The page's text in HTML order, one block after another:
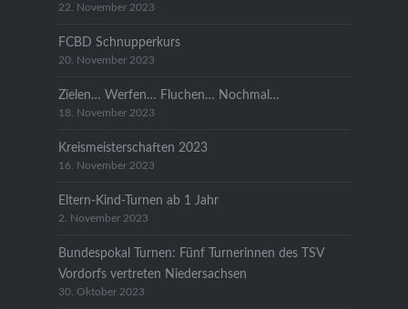
22. November 2023
FCBD Schnupperkurs
20. November 2023
Zielen… Werfen… Fluchen… Nochmal…
18. November 2023
Kreismeisterschaften 2023
16. November 2023
Eltern-Kind-Turnen ab 1 Jahr
2. November 2023
Bundespokal Turnen: Fünf Turnerinnen des TSV
Vordorfs vertreten Niedersachsen
30. Oktober 2023